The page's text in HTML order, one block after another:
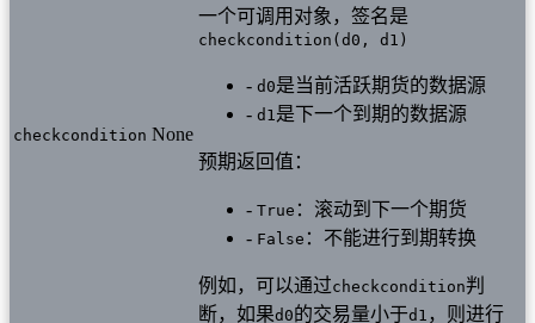
checkcondition None
一个可调用对象，签名是
checkcondition(d0, d1)
- d0是当前活跃期货的数据源
- d1是下一个到期的数据源
预期返回值：
- True ：滚动到下一个期货
- False ：不能进行到期转换
例如，可以通过checkcondition判
断，如果d0的交易量小于d1 ，则进行